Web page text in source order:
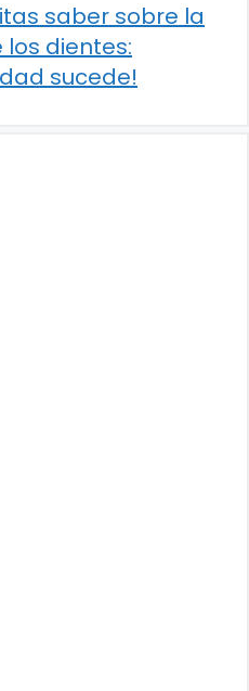
saber sobre la
dientes:
sucede!